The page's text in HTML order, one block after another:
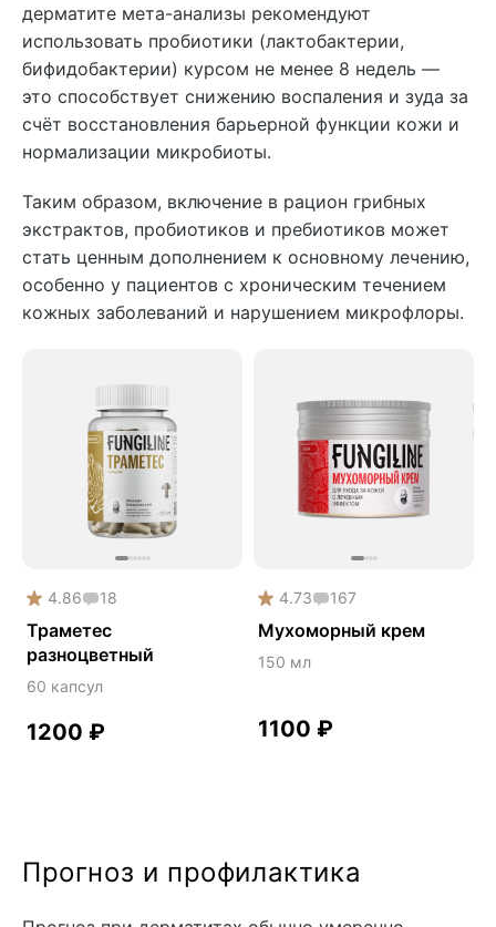
дерматите мета-анализы рекомендуют
использовать пробиотики (лактобактерии,
бифидобактерии) курсом не менее 8 недель —
это способствует снижению воспаления и зуда за
счёт восстановления барьерной функции кожи и
нормализации микробиоты.
Таким образом, включение в рацион грибных
экстрактов, пробиотиков и пребиотиков может
стать ценным дополнением к основному лечению,
особенно у пациентов с хроническим течением
кожных заболеваний и нарушением микрофлоры.
4.86 18
Траметес
разноцветный
60 капсул
1200 ₽
4.73 167
Мухоморный крем
150 мл
1100 ₽
Прогноз и профилактика